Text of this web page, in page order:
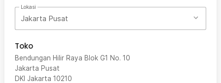
Lokasi
Jakarta Pusat
Toko
Bendungan Hilir Raya Blok G1 No. 10
Jakarta Pusat
DKI Jakarta 10210